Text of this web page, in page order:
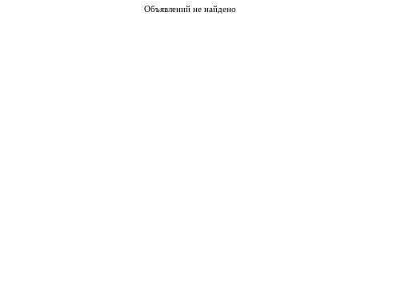
Объявлений не найдено